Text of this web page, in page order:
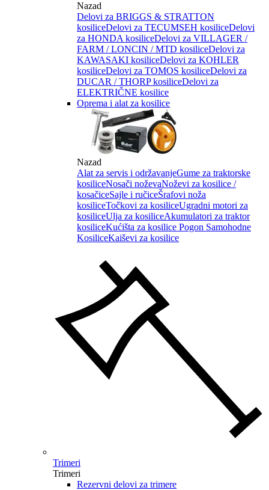
Nazad
Delovi za BRIGGS & STRATTON
kosiliceDelovi za TECUMSEH kosiliceDelovi
za HONDA kosiliceDelovi za VILLAGER /
FARM / LONCIN / MTD kosiliceDelovi za
KAWASAKI kosiliceDelovi za KOHLER
kosiliceDelovi za TOMOS kosiliceDelovi za
DUCAR / THORP kosiliceDelovi za
ELEKTRIČNE kosilice
Oprema i alat za kosilice
Nazad
Alat za servis i održavanjeGume za traktorske
kosiliceNosači noževaNoževi za kosilice /
kosačiceSajle i ručiceŠrafovi noža
kosiliceTočkovi za kosiliceUgradni motori za
kosiliceUlja za kosiliceAkumulatori za traktor
kosiliceKućišta za kosilice Pogon Samohodne
KosiliceKaiševi za kosilice
Trimeri
Trimeri
Rezervni delovi za trimere